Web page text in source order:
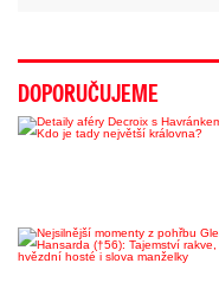
DOPORUČUJEME